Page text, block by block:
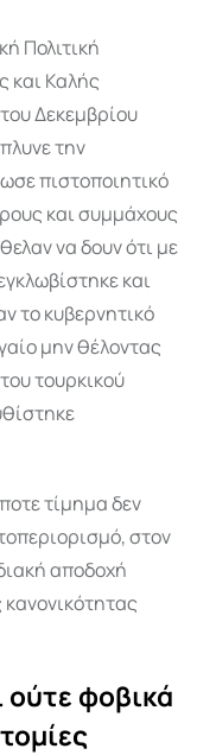
Πολιτική
και Καλής
Δεκεμβρίου
την
πιστοποιητικό
και συμμάχους
να δουν ότι με
και
το κυβερνητικό
μην θέλοντας
τουρκικού
τίμημα δεν
στον
αποδοχή
ούτε φοβικά